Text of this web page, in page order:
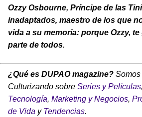
Ozzy Osbourne, Príncipe de las
inadaptados, maestro de los que
vida a su memoria: porque Ozzy,
parte de todos.
¿Qué es DUPAO magazine?
Culturizando sobre Series y Películas,
Tecnología, Marketing y Negocios,
de Vida y Tendencias.